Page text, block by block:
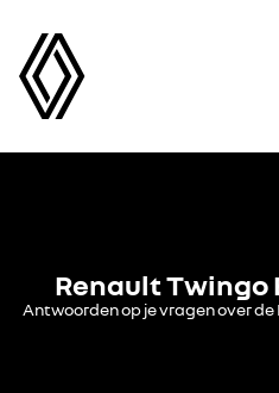
Renault Twingo
Antwoorden op je vragen over